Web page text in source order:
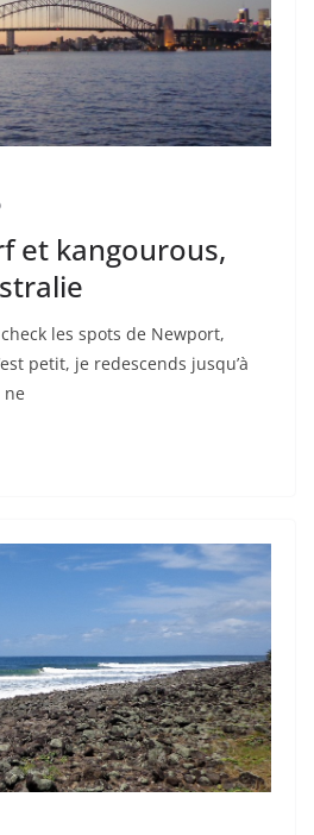
et kangourous,
les spots de Newport,
petit, je redescends jusqu’à
ne